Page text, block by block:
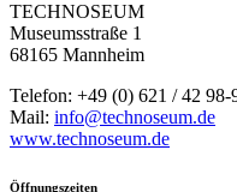
TECHNOSEUM
Museumsstraße 1
68165 Mannheim
Telefon: +49 (0) 621 / 42 98-
Mail: info@technoseum.de
www.technoseum.de
Öffnungszeiten